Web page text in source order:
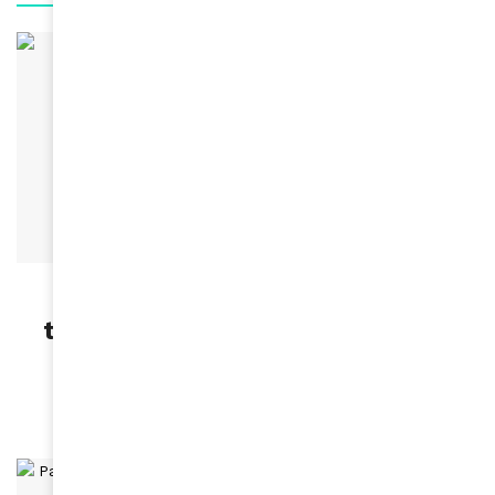
territoires est un levier d’avenir